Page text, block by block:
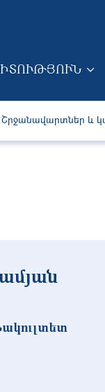
Շրջանավարտներ և